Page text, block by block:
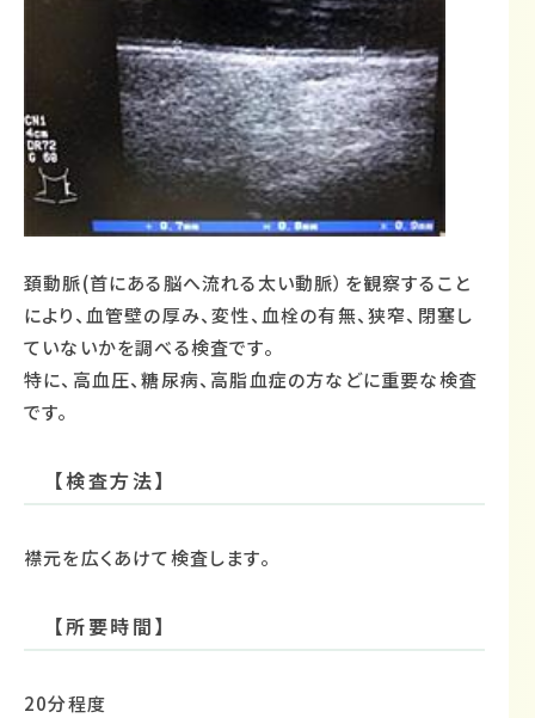
頚動脈(首にある脳へ流れる太い動脈）を観察すること
により、血管壁の厚み、変性、血栓の有無、狭窄、閉塞し
ていないかを調べる検査です。
特に、高血圧、糖尿病、高脂血症の方などに重要な検査
です。
【検査方法】
襟元を広くあけて検査します。
【所要時間】
20分程度